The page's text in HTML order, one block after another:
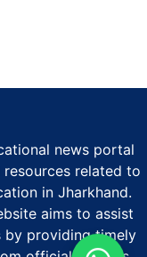
news portal
related to
in Jharkhand.
aims to assist
by providing timely